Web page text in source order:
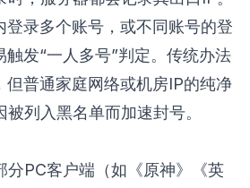
登录多个账号，或不同账号的登
发“一人多号”判定。传统办法
但普通家庭网络或机房IP的纯净
列入黑名单而加速封号。
分PC客户端（如《原神》《英